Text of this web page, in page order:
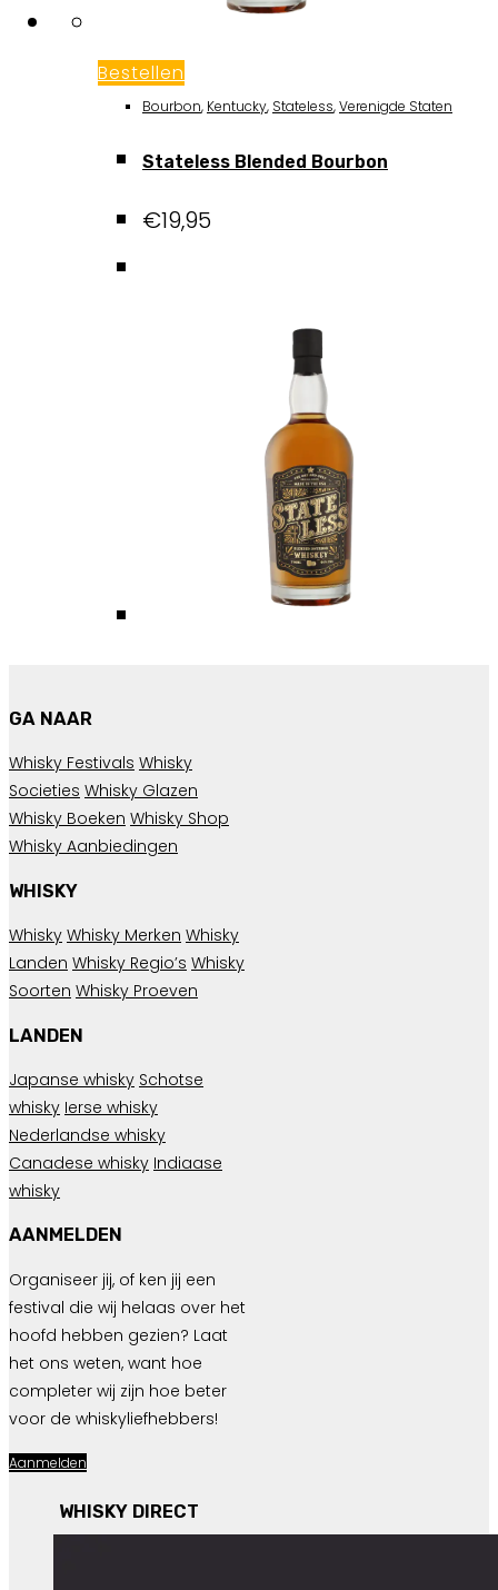
Bestellen
Bourbon, Kentucky, Stateless,Verenigde Staten
Stateless Blended Bourbon
€19,95
GA NAAR
Whisky Festivals Whisky
Societies Whisky Glazen
Whisky Boeken Whisky Shop
Whisky Aanbiedingen
WHISKY
Whisky Whisky Merken Whisky
Landen Whisky Regio’s Whisky
Soorten Whisky Proeven
LANDEN
Japanse whisky Schotse
whisky Ierse whisky
Nederlandse whisky
Canadese whisky Indiaase
whisky
AANMELDEN
Organiseer jij, of ken jij een
festival die wij helaas over het
hoofd hebben gezien? Laat
het ons weten, want hoe
completer wij zijn hoe beter
voor de whiskyliefhebbers!
Aanmelden
WHISKY DIRECT